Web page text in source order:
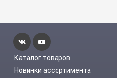
Каталог товаров
Новинки ассортимента